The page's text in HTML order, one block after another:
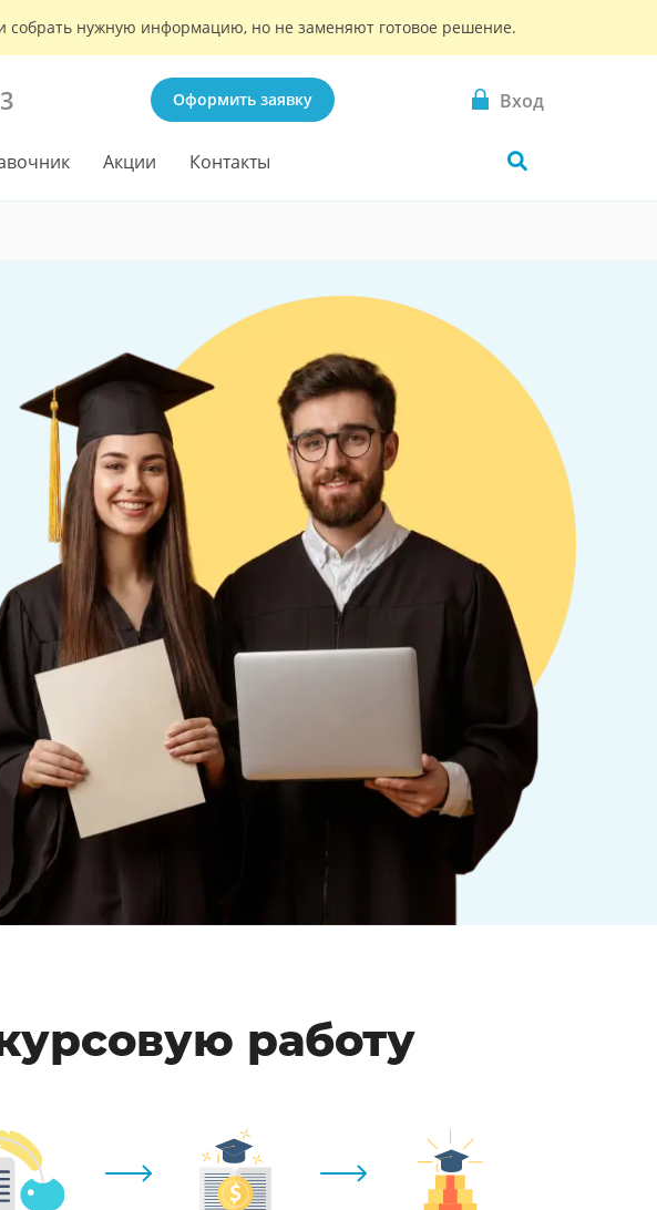
собрать нужную информацию, но не заменяют готовое решение.
Оформить заявку Вход
Акции Контакты
работу